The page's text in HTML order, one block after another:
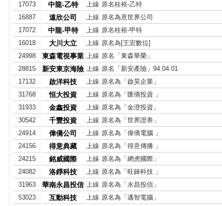
17073
中龍-乙特 上線 原名桂裕-乙特
16887
遠欣公司 上線 原名為意世界公司
17072
中龍-甲特 上線 原名桂裕-甲特
16018
大川大立 上線 原名為[王宏數位]
24998
東森電視事業 上線 原名「東森華榮」
28815
新安東京海險 上線 原名「新安產險」94.04.01
17132
啟洋科技 上線 原名為「啟昊企業」
31768
恒大投資 上線 原名為「匯僑投資 」
31933
金鑫投資 上線 原名為「金澄投資」
30542
千豐投資 上線 原名為「世界證券」
24914
偉僑公司 上線 原名為「偉僑電腦 」
24156
得意典藏 上線 原名為「得意傳播 」
24215
銘威國際 上線 原名為「網虎國際」
24082
洛錚科技 上線 原名為「旺錸科技 」
31963
華南永昌投信 上線 原名為「永昌投信」
53023
互動科技 上線 原名為「邁智電腦」